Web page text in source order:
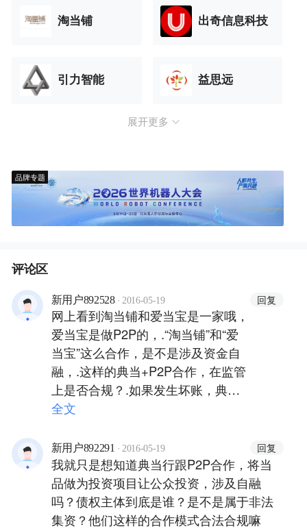
淘当铺 出奇信息科技
引力智能 益思远
展开更多
品牌专题
评论区
新用户892528 · 2016-05-19 回复
网上看到淘当铺和爱当宝是一家哦，
爱当宝是做P2P的，.“淘当铺”和“爱
当宝”这么合作，是不是涉及资金自
融，.这样的典当+P2P合作，在监管
上是否合规？.如果发生坏账，典当
负责处置完资产后再垫付给投资人的
全文
新用户892291 · 2016-05-19 回复
我就只是想知道典当行跟P2P合作，将当
品做为投资项目让公众投资，涉及自融
吗？债权主体到底是谁？是不是属于非法
集资？他们这样的合作模式合法合规嘛